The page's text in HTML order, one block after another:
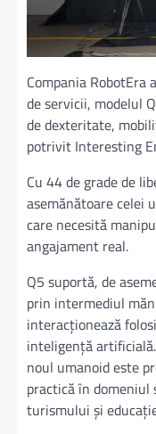
Compania
de servicii, modelul
de dexteritate,
potrivit Interesting
Cu 44 de grade de
asemănătoare celei
care necesită
angajament real.
Q5 suportă, de
prin intermediul
interacționează
inteligență
noul umanoid este
practică în
turismului și